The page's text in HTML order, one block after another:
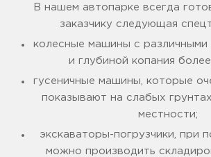
В нашем автопарке всегда
заказчику следующая
колесные машины с
и глубиной копания
гусеничные машины, которые
показывают на слабых
местности;
экскаваторы-погрузчики, при
можно производить